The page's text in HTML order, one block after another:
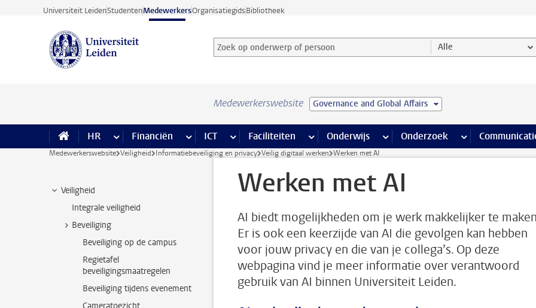
Ga direct naar de inhoud
Universiteit LeidenStudentenMedewerkersOrganisatiegidsBibliotheek
Zoek op onderwerp of persoon en selecteer categorie
Zoekterm Alle
Medewerkerswebsite Governance and Global Affairs
HR meer HR pagina’s
Financiën meer Financiën pagina’s
ICT meer ICT pagina’s
Faciliteiten meer Faciliteiten pagina’s
Onderwijs meer Onderwijs pagina’s
Onderzoek meer Onderzoek
Medewerkerswebsite Veiligheid Informatiebeveiliging en privacy Veilig digitaal werken Werken met AI
Veiligheid
Integrale veiligheid
Beveiliging
Beveiliging op de campus
Regietafel
beveiligingsmaatregelen
Beveiliging tijdens evenement
Werken met AI
AI biedt mogelijkheden om je werk makkelijker te
Er is ook een keerzijde van AI die gevolgen kan hebben
voor jouw privacy en die van je collega’s. Op deze
webpagina vind je meer informatie over verantwoord
gebruik van AI binnen Universiteit Leiden.